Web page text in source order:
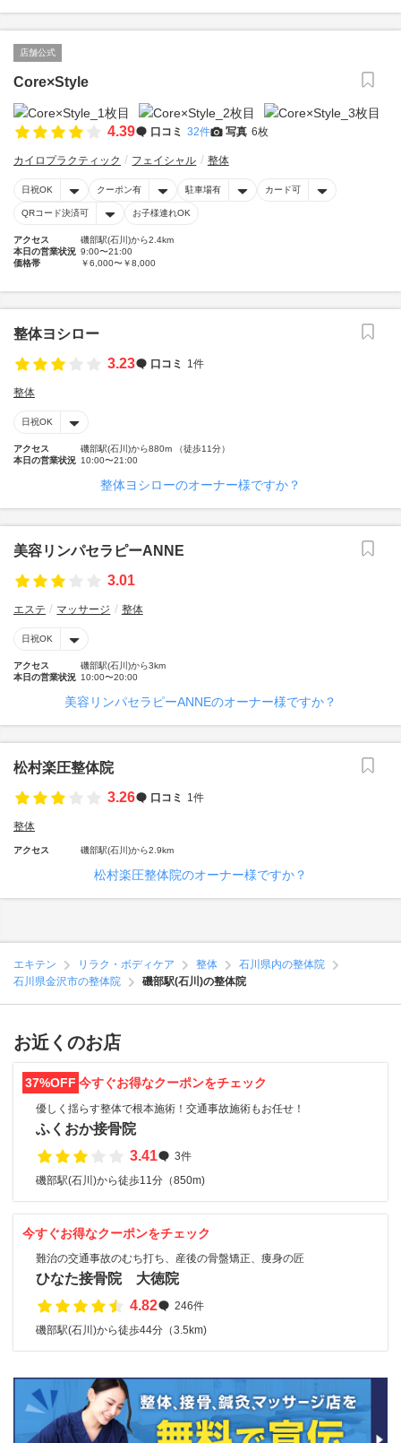
店舗公式
Core×Style
4.39 口コミ 32件 写真 6枚
カイロプラクティック フェイシャル 整体
日祝OK クーポン有 駐車場有 カード可
QRコード決済可 お子様連れOK
アクセス
磯部駅(石川)から2.4km
本日の営業状況 9:00〜21:00
価格帯
￥6,000〜￥8,000
整体ヨシロー
3.23
口コミ 1件
整体
日祝OK
アクセス
磯部駅(石川)から880m （徒歩11分）
本日の営業状況 10:00〜21:00
整体ヨシローのオーナー様ですか？
美容リンパセラピーANNE
3.01
エステ マッサージ 整体
日祝OK
アクセス
磯部駅(石川)から3km
本日の営業状況 10:00〜20:00
美容リンパセラピーANNEのオーナー様ですか？
松村楽圧整体院
3.26
口コミ 1件
整体
アクセス 磯部駅(石川)から2.9km
松村楽圧整体院のオーナー様ですか？
エキテン リラク・ボディケア 整体
石川県内の整体院
石川県金沢市の整体院
磯部駅(石川)の整体院
お近くのお店
37%OFF 今すぐお得なクーポンをチェック
優しく揺らす整体で根本施術！交通事故施術もお任せ！
ふくおか接骨院
3.41
3件
磯部駅(石川)から徒歩11分（850m)
今すぐお得なクーポンをチェック
難治の交通事故のむち打ち、産後の骨盤矯正、痩身の匠
ひなた接骨院 大徳院
4.82
246件
磯部駅(石川)から徒歩44分（3.5km)